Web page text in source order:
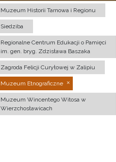
Muzeum Historii Tarnowa i Regionu
Siedziba
Regionalne Centrum Edukacji o Pamięci
im. gen. bryg. Zdzisława Baszaka
Zagroda Felicji Curyłowej w Zalipiu
Muzeum Etnograficzne
Muzeum Wincentego Witosa w
Wierzchosławicach